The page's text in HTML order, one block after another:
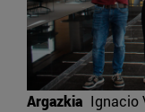
Argazkia Ignacio